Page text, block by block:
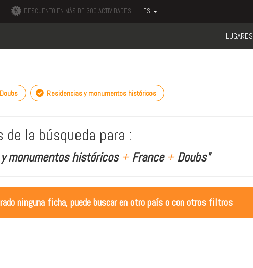
DESCUENTO EN MÁS DE 300 ACTIVIDADES ES
LUGARES
Doubs Residencias y monumentos históricos
de la búsqueda para :
monumentos históricos +France +Doubs"
ninguna ficha, puede buscar en otro país o con otros filtros